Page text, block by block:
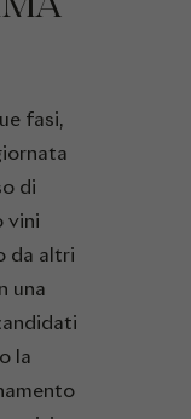
fasi,
di
vini
da altri
una
la